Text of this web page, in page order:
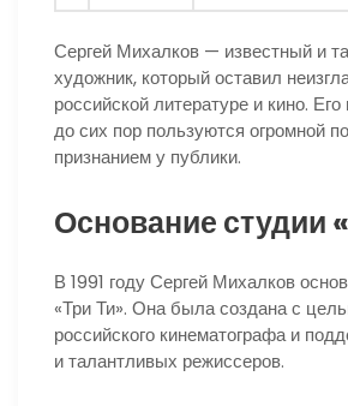
Сергей Михалков — известный и
художник, который оставил
российской литературе и кино.
до сих пор пользуются огромной
признанием у публики.
Основание студии
В 1991 году Сергей Михалков
«Три Ти». Она была создана с
российского кинематографа и
и талантливых режиссеров.